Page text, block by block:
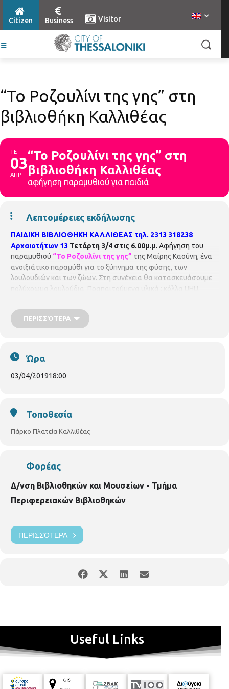
Citizen Business Visitor
“Το Ροζουλίνι της γης” στη
βιβλιοθήκη Καλλιθέας
ΤΕ
03
ΑΠΡ
“Το Ροζουλίνι της γης” στη
βιβλιοθήκη Καλλιθέας
αφήγηση παραμυθιού για παιδιά
Λεπτομέρειες εκδήλωσης
ΠΑΙΔΙΚΗ ΒΙΒΛΙΟΘΗΚΗ ΚΑΛΛΙΘΕΑΣ τηλ. 2313 318238
Αρχαιοτήτων 13 Τετάρτη 3/4 στις 6.00μ.μ. Αφήγηση του
παραμυθιού “Το Ροζουλίνι της γης” της Μαίρης Καούνη, ένα
ανοιξιάτικο παραμύθι για το ξύπνημα της φύσης, των
λουλουδιών και των ζώων. Στη συνέχεια θα κατασκευάσουμε
πολύχρωμα λουλούδια. Πραπαιτούμενα υλικά : κόλλα UHU,
συμμετοχή στις εκδηλώσεις είναι δωρεάν.
Βιβλιοθήκη Καλλιθέας είναι μέλος του Δικτύου
ΠΕΡΙΣΣΌΤΕΡΑ
Ώρα
03/04/201918:00
Τοποθεσία
Πάρκο Πλατεία Καλλιθέας
Φορέας
Δ/νση Βιβλιοθηκών και Μουσείων - Τμήμα
Περιφερειακών Βιβλιοθηκών
ΠΕΡΙΣΣΌΤΕΡΑ
Useful Links